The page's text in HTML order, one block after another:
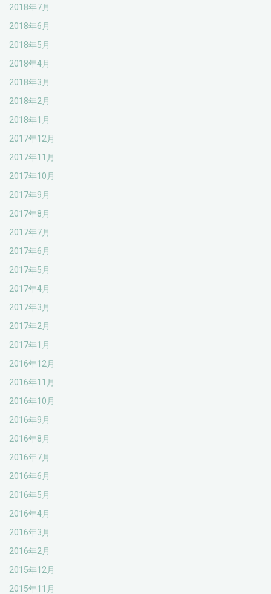
2018年7月
2018年6月
2018年5月
2018年4月
2018年3月
2018年2月
2018年1月
2017年12月
2017年11月
2017年10月
2017年9月
2017年8月
2017年7月
2017年6月
2017年5月
2017年4月
2017年3月
2017年2月
2017年1月
2016年12月
2016年11月
2016年10月
2016年9月
2016年8月
2016年7月
2016年6月
2016年5月
2016年4月
2016年3月
2016年2月
2015年12月
2015年11月